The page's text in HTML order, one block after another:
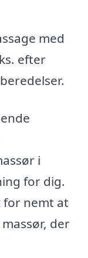
med
efter
i
for dig.
for nemt at
der